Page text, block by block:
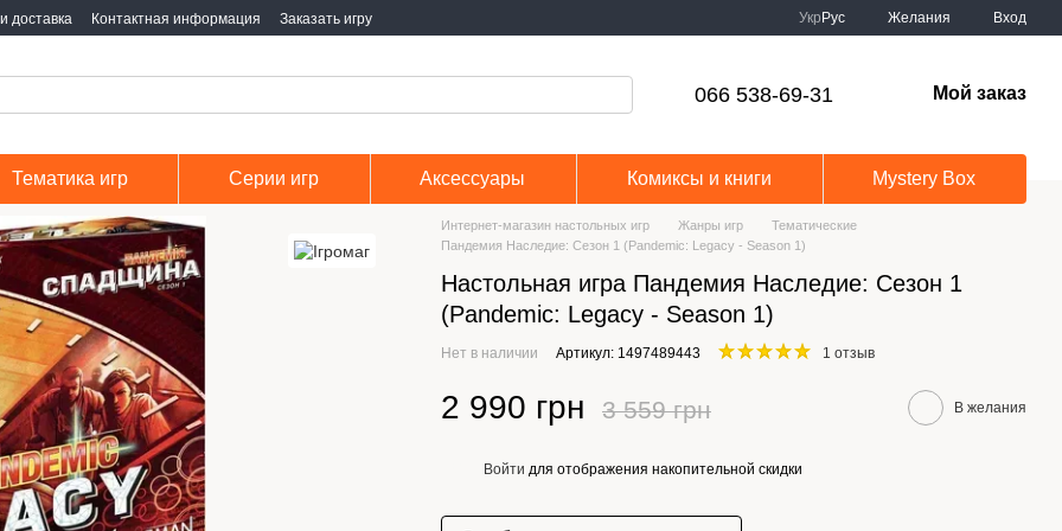
доставка Контактная информация Заказать игру Укр Рус Желания Вход
066 538-69-31 Мой заказ
Тематика игр Серии игр Аксессуары Комиксы и книги Mystery Box
Интернет-магазин настольных игр Жанры игр
Тематические
Пандемия Наследие: Сезон 1 (Pandemic: Legacy - Season 1)
Настольная игра Пандемия Наследие: Сезон 1
(Pandemic: Legacy - Season 1)
Нет в наличии Артикул: 1497489443 1 отзыв
2 990 грн 3 559 грн В желания
Войти для отображения накопительной скидки